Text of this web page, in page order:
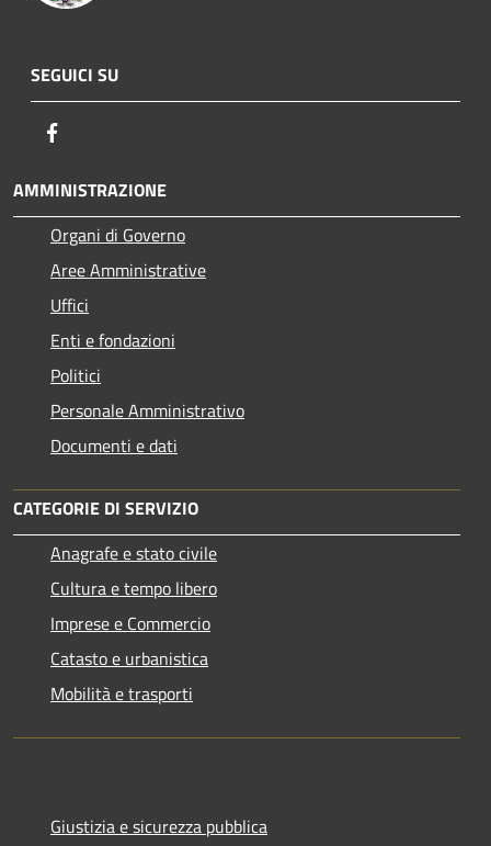
SEGUICI SU
AMMINISTRAZIONE
Organi di Governo
Aree Amministrative
Uffici
Enti e fondazioni
Politici
Personale Amministrativo
Documenti e dati
CATEGORIE DI SERVIZIO
Anagrafe e stato civile
Cultura e tempo libero
Imprese e Commercio
Catasto e urbanistica
Mobilità e trasporti
Giustizia e sicurezza pubblica